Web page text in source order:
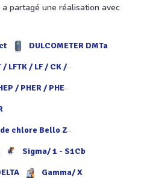
a partagé une réalisation avec
DULCOMETER DMTa
/ LF / CK / LM / ICT
PHED / PHEF / PHEN / PHEK
Bello Zon® CDKc
Sigma/ 1 - S1Cb
Gamma/ X